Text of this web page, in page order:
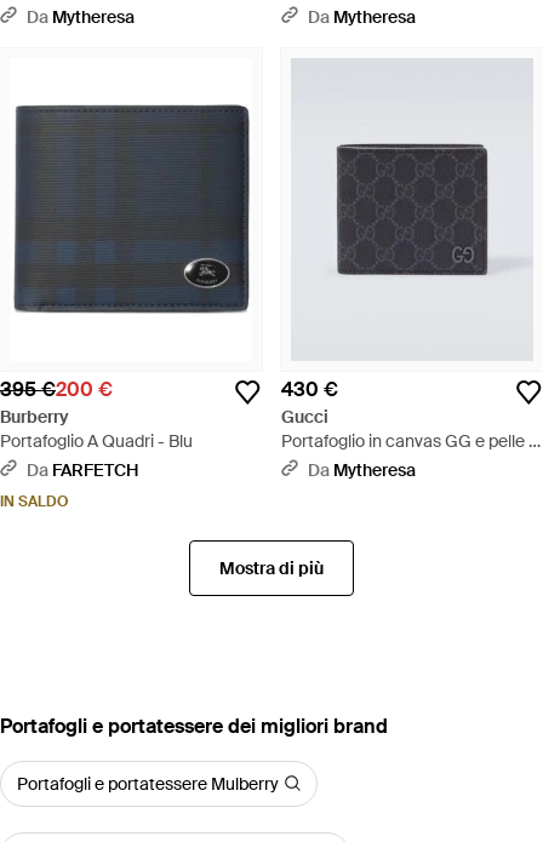
Da Mytheresa
Da Mytheresa
395 €200 €
Burberry
Portafoglio A Quadri - Blu
Da FARFETCH
IN SALDO
430 €
Gucci
Portafoglio in canvas GG e pelle -
Blu Da Mytheresa
Mostra di più
‪Portafogli e portatessere‬ dei migliori brand
Portafogli e portatessere Mulberry